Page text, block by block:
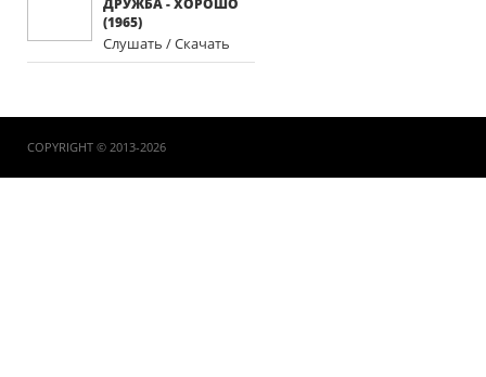
ДРУЖБА - ХОРОШО
(1965)
Слушать / Скачать
COPYRIGHT © 2013-2026